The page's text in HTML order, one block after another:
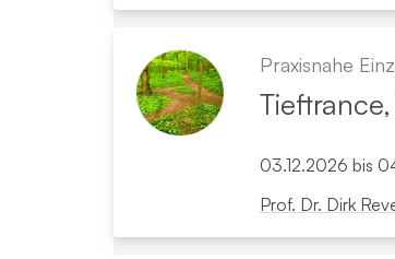
Praxisnahe
03.12.2026 bis
Prof. Dr. Dirk